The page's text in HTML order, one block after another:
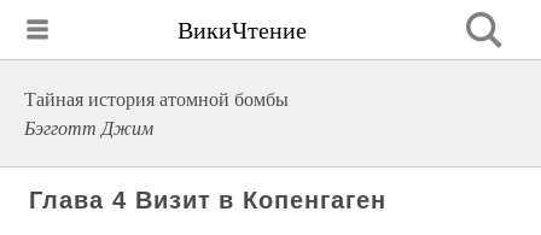
ВикиЧтение
Тайная история атомной бомбы
Бэгготт Джим
Глава 4 Визит в Копенгаген